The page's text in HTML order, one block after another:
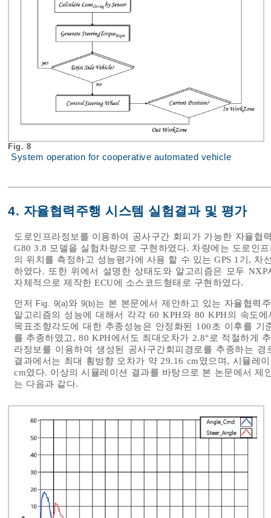
Fig. 8
System operation for cooperative automated vehicle
4. 자율협력주행 시스템 실험결과 및 평가
도로인프라정보를 이용하여 공사구간 회피가 가능한 자율협
G80 3.8 모델을 실험차량으로 구현하였다. 차량에는 도로인
의 위치를 측정하고 성능평가에 사용 할 수 있는 GPS 1기,
하였다. 또한 위에서 설명한 상태도와 알고리즘은 모두
자체적으로 제작한 ECU에 소스코드형태로 구현하였다.
먼저 Fig. 9(a)와 9(b)는 본 본문에서 제안하고 있는 자율협력
알고리즘의 성능에 대해서 각각 60 KPH와 80 KPH의 속도
목표조향각도에 대한 추종성능은 안정화된 100초 이후를
를 추종하였고, 80 KPH에서도 최대오차가 2.8°로 적절하게
라정보를 이용하여 생성된 공사구간회피경로를 추종하는
결과에서는 최대 횡방향 오차가 약 29.16 cm였으며, 시뮬레
cm였다. 이상의 시뮬레이션 결과를 바탕으로 본 논문에서
는 다음과 같다.